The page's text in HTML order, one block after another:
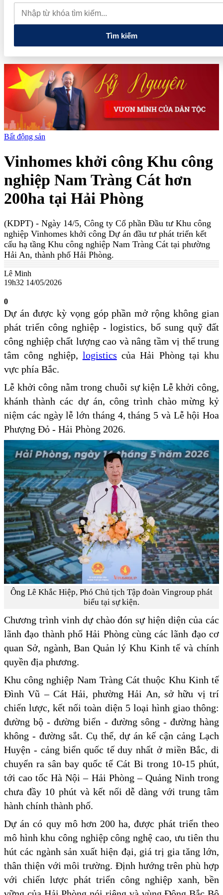
lao dốc mất mốc 100.000 đồng/kg
Chính phủ kiến tạo hệ sinh
thái phát triển, nâng tầm kinh tế tư nhân
Tìm kiếm
Bất động sản
Vinhomes khởi công Khu công
nghiệp Nam Tràng Cát hơn
200ha tại Hải Phòng
(KDPT) - Ngày 14/5, Công ty Cổ phần Đầu tư Khu công
nghiệp Vinhomes khởi công Dự án đầu tư phát triển kết
cấu hạ tầng Khu công nghiệp Nam Tràng Cát tại phường
Hải An, thành phố Hải Phòng.
Lê Minh
19h32 14/05/2026
0
Dự án được kỳ vọng góp phần mở rộng không gian
phát triển công nghiệp - logistics, bổ sung quỹ đất
công nghiệp chất lượng cao và nâng tầm vị thế trung
tâm công nghiệp, logistics của Hải Phòng tại khu
vực phía Bắc.
Lễ khởi công nằm trong chuỗi sự kiện Lễ khởi công,
khánh thành các dự án, công trình chào mừng kỷ
niệm các ngày lễ lớn tháng 4, tháng 5 và Lễ hội Hoa
Phượng Đỏ - Hải Phòng 2026.
Ông Lê Khắc Hiệp, Phó Chủ tịch Tập đoàn Vingroup phát
biểu tại sự kiện.
Chương trình vinh dự chào đón sự hiện diện của các
lãnh đạo thành phố Hải Phòng cùng các lãnh đạo cơ
quan Sở, ngành, Ban Quản lý Khu Kinh tế và chính
quyền địa phương.
Khu công nghiệp Nam Tràng Cát thuộc Khu Kinh tế
Đình Vũ – Cát Hải, phường Hải An, sở hữu vị trí
chiến lược, kết nối toàn diện 5 loại hình giao thông:
đường bộ - đường biển - đường sông - đường hàng
không - đường sắt. Cụ thể, dự án kế cận cảng Lạch
Huyện - cảng biển quốc tế duy nhất ở miền Bắc, di
chuyển ra sân bay quốc tế Cát Bi trong 10-15 phút,
tới cao tốc Hà Nội – Hải Phòng – Quảng Ninh trong
chưa đầy 10 phút và kết nối dễ dàng với trung tâm
hành chính thành phố.
Dự án có quy mô hơn 200 ha, được phát triển theo
mô hình khu công nghiệp công nghệ cao, ưu tiên thu
hút các ngành sản xuất hiện đại, giá trị gia tăng lớn,
thân thiện với môi trường. Định hướng trên phù hợp
với chiến lược phát triển công nghiệp xanh, bền